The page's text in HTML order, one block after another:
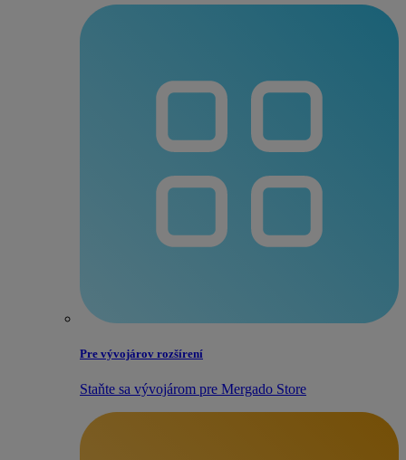
Pre vývojárov rozšírení
Staňte sa vývojárom pre Mergado Store